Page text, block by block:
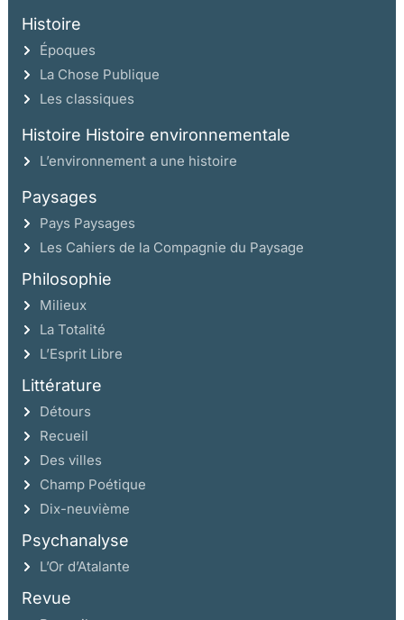
Histoire
Époques
La Chose Publique
Les classiques
Histoire Histoire environnementale
L’environnement a une histoire
Paysages
Pays Paysages
Les Cahiers de la Compagnie du Paysage
Philosophie
Milieux
La Totalité
L’Esprit Libre
Littérature
Détours
Recueil
Des villes
Champ Poétique
Dix-neuvième
Psychanalyse
L’Or d’Atalante
Revue